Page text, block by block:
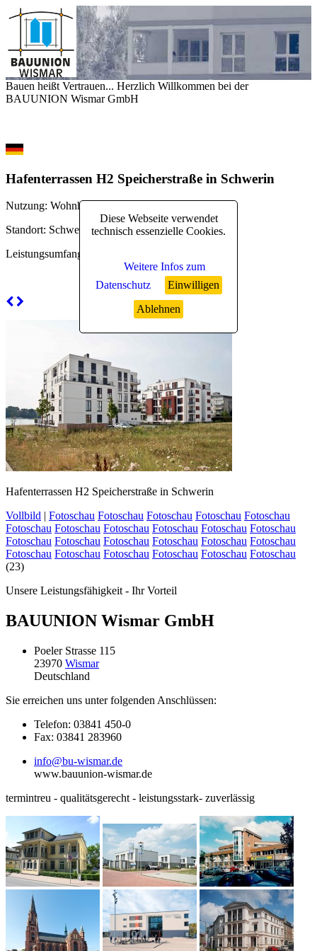
Diese Webseite verwendet
technisch essenzielle Cookies.
Weitere Infos zum
Datenschutz
Einwilligen
Ablehnen
Bauen heißt Vertrauen... Herzlich Willkommen bei der
BAUUNION Wismar GmbH
Hafenterrassen H2 Speicherstraße in Schwerin
Nutzung: Wohnhaus
Standort: Schwerin
Leistungsumfang
Hafenterrassen H2 Speicherstraße in Schwerin
Vollbild | Fotoschau Fotoschau Fotoschau Fotoschau Fotoschau
Fotoschau Fotoschau Fotoschau Fotoschau Fotoschau Fotoschau
Fotoschau Fotoschau Fotoschau Fotoschau Fotoschau Fotoschau
Fotoschau Fotoschau Fotoschau Fotoschau Fotoschau Fotoschau
(23)
Unsere Leistungsfähigkeit - Ihr Vorteil
BAUUNION Wismar GmbH
Poeler Strasse 115
23970 Wismar
Deutschland
Sie erreichen uns unter folgenden Anschlüssen:
Telefon: 03841 450-0
Fax: 03841 283960
info@bu-wismar.de
www.bauunion-wismar.de
termintreu - qualitätsgerecht - leistungsstark- zuverlässig